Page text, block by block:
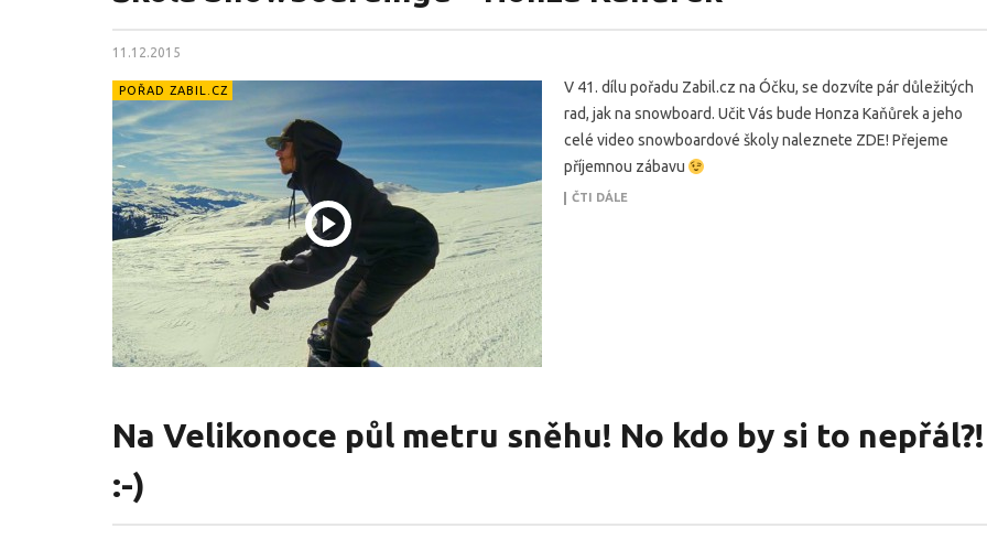
11.12.2015
POŘAD ZABIL.CZ
V 41. dílu pořadu Zabil.cz na Óčku, se dozvíte pár důležitých
rad, jak na snowboard. Učit Vás bude Honza Kaňůrek a jeho
celé video snowboardové školy naleznete ZDE! Přejeme
příjemnou zábavu
ČTI DÁLE
Na Velikonoce půl metru sněhu! No kdo by si to nepřál?!
:-)